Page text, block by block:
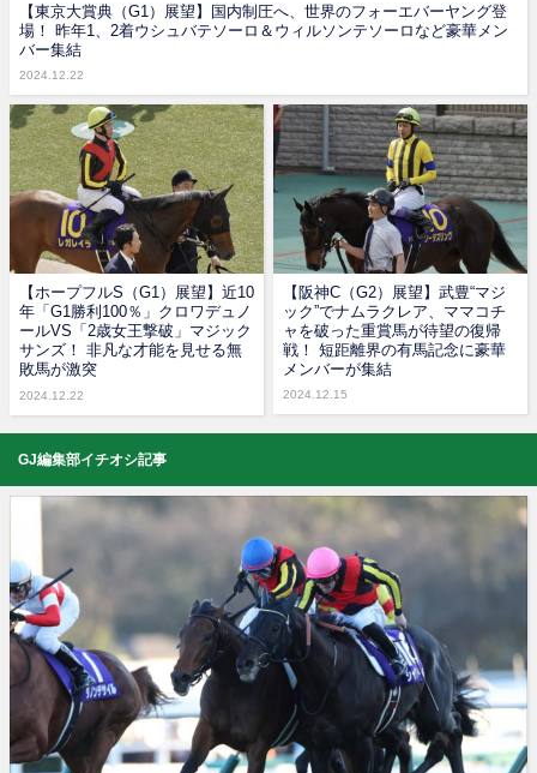
【東京大賞典（G1）展望】国内制圧へ、世界のフォーエバーヤング登
場！ 昨年1、2着ウシュバテソーロ＆ウィルソンテソーロなど豪華メン
バー集結
2024.12.22
【ホープフルS（G1）展望】近10
年「G1勝利100％」クロワデュノ
ールVS「2歳女王撃破」マジック
サンズ！ 非凡な才能を見せる無
敗馬が激突
2024.12.22
【阪神C（G2）展望】武豊“マジ
ック”でナムラクレア、ママコチ
ャを破った重賞馬が待望の復帰
戦！ 短距離界の有馬記念に豪華
メンバーが集結
2024.12.15
GJ編集部イチオシ記事